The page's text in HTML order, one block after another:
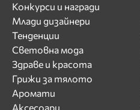
Конкурси и награди
Млади дизайнери
Тенденции
Световна мода
Здраве и красота
Грижи за тялото
Аромати
Аксесоари